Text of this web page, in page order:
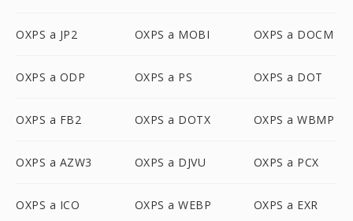
OXPS a JP2 OXPS a MOBI OXPS a DOCM
OXPS a ODP OXPS a PS OXPS a DOT
OXPS a FB2 OXPS a DOTX OXPS a WBMP
OXPS a AZW3 OXPS a DJVU OXPS a PCX
OXPS a ICO OXPS a WEBP OXPS a EXR